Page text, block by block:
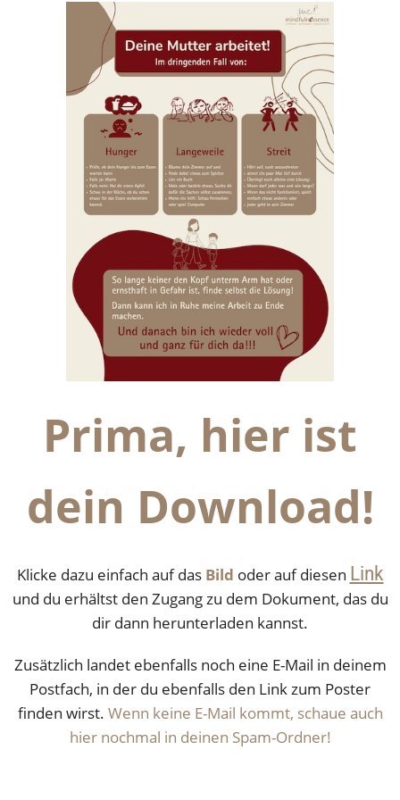
Prima, hier ist
dein Download!
Klicke dazu einfach auf das Bild oder auf diesen Link
und du erhältst den Zugang zu dem Dokument, das du
dir dann herunterladen kannst.
Zusätzlich landet ebenfalls noch eine E-Mail in deinem
Postfach, in der du ebenfalls den Link zum Poster
finden wirst. Wenn keine E-Mail kommt, schaue auch
hier nochmal in deinen Spam-Ordner!